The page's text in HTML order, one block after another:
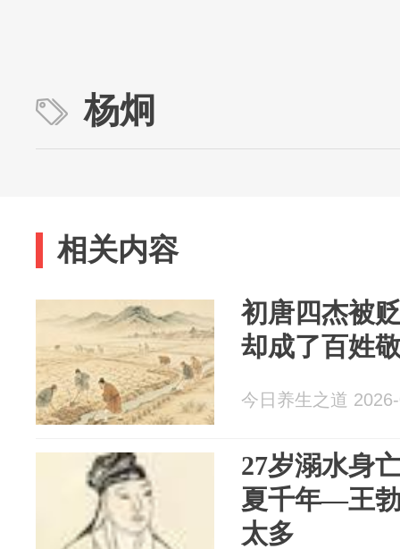
杨炯
相关内容
初唐四杰被
却成了百姓
今日养生之道
27岁溺水身
夏千年—王
太多